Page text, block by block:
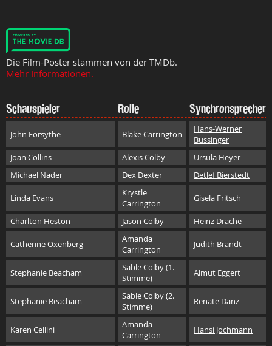
Die Film-Poster stammen von der TMDb.
Mehr Informationen.
Schauspieler Rolle Synchronsprecher
John Forsythe Blake Carrington
Hans-Werner
Bussinger
Joan Collins
Alexis Colby
Ursula Heyer
Michael Nader
Dex Dexter Detlef Bierstedt
Linda Evans
Krystle
Carrington
Gisela Fritsch
Charlton Heston Jason Colby Heinz Drache
Catherine Oxenberg
Amanda
Carrington
Judith Brandt
Stephanie Beacham
Sable Colby (1.
Stimme)
Almut Eggert
Stephanie Beacham
Sable Colby (2.
Stimme)
Renate Danz
Karen Cellini
Amanda
Carrington
Hansi Jochmann